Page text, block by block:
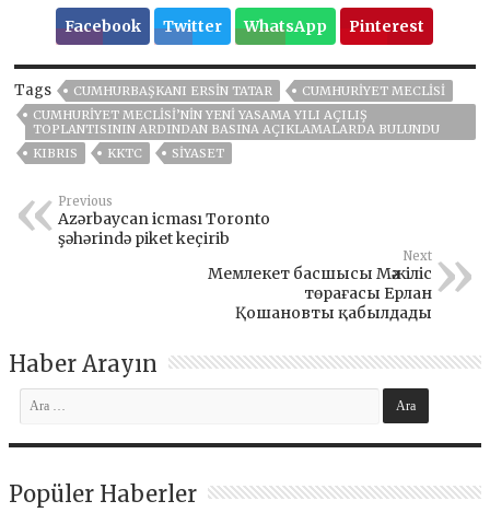
Facebook Twitter WhatsApp Pinterest
Tags CUMHURBAŞKANI ERSIN TATAR
CUMHURIYET MECLISI
CUMHURIYET MECLISI’NIN YENI YASAMA YILI AÇILIŞ
TOPLANTISININ ARDINDAN BASINA AÇIKLAMALARDA BULUNDU
KIBRIS
KKTC SİYASET
Previous
Azərbaycan icması Toronto
şəhərində piket keçirib
Next
Мемлекет басшысы Мәжіліс
төрағасы Ерлан
Қошановты қабылдады
Haber Arayın
Popüler Haberler